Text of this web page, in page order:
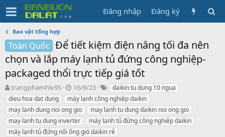
Đăng nhập Đăng ký
Rao vặt tổng hợp
Toàn Quốc Để tiết kiệm điện năng tối đa nên
chọn và lắp máy lạnh tủ đứng công nghiệp-
packaged thổi trực tiếp giá tốt
N
g
ư
ờ
i
k
trangphamhlv95
N
g
à
y
g
ử
16/8/23
T
ừ
k
h
ó
a
daikin tu dung 10 ngua
dieu hoa dat dung
máy lạnh công nghiệp daikin
may lanh dung noi ong gio
may lanh tu dung daikin noi ong gio
may lanh tu dung inverter
máy lạnh tủ đứng công nghiệp daikin
máy lạnh tủ đứng nối ống gió daikin rẻ